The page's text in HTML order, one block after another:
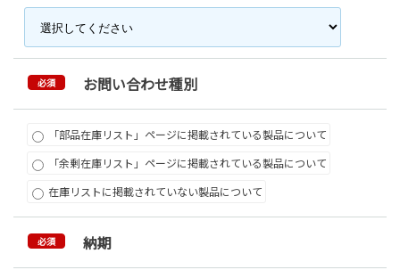
必須 お問い合わせ種別
「部品在庫リスト」ページに掲載されている製品について
「余剰在庫リスト」ページに掲載されている製品について
在庫リストに掲載されていない製品について
必須 納期